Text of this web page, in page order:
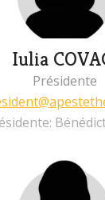
Iulia
Présidente